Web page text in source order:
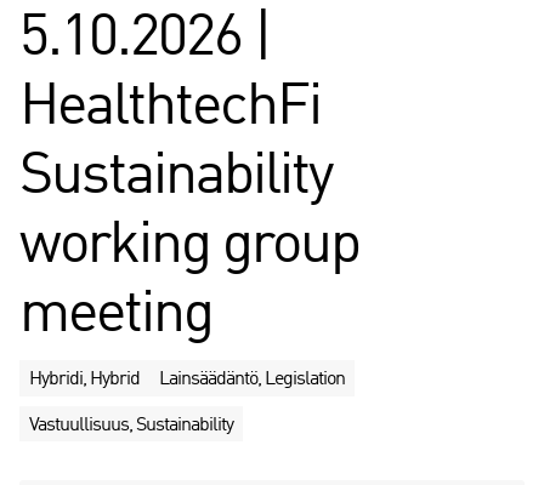
5.10.2026 |
HealthtechFi
Sustainability
working group
meeting
Hybridi, Hybrid Lainsäädäntö, Legislation
Vastuullisuus, Sustainability